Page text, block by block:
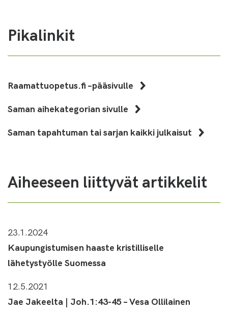
Pikalinkit
Raamattuopetus.fi –pääsivulle
Saman aihekategorian sivulle
Saman tapahtuman tai sarjan kaikki julkaisut
Aiheeseen liittyvät artikkelit
23.1.2024
Kaupungistumisen haaste kristilliselle
lähetystyölle Suomessa
12.5.2021
Jae Jakeelta | Joh.1:43-45 – Vesa Ollilainen